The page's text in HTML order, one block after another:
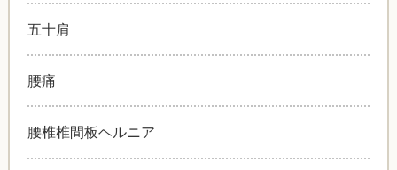
五十肩
腰痛
腰椎椎間板ヘルニア